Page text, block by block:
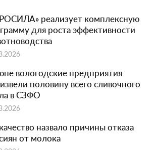
реализует комплексную
для роста эффективности
вологодские предприятия
половину всего сливочного
в СЗФО
назвало причины отказа
от молока